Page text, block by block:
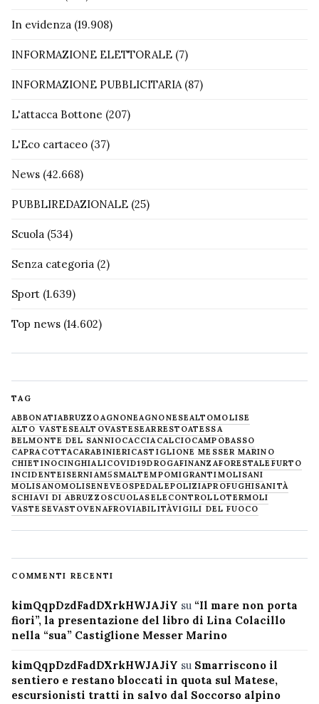
In evidenza (19.908)
INFORMAZIONE ELETTORALE (7)
INFORMAZIONE PUBBLICITARIA (87)
L'attacca Bottone (207)
L'Eco cartaceo (37)
News (42.668)
PUBBLIREDAZIONALE (25)
Scuola (534)
Senza categoria (2)
Sport (1.639)
Top news (14.602)
TAG
ABBONATIABRUZZOAGNONEAGNONESEALTOMOLISE
ALTO VASTESEALTOVASTESEARRESTOATESSA
BELMONTE DEL SANNIOCACCIA CALCIOCAMPOBASSO
CAPRACOTTACARABINIERICASTIGLIONE MESSER MARINO
CHIETINOCINGHIALICOVID19DROGAFINANZAFORESTALE FURTO
INCIDENTEISERNIAM5SMALTEMPOMIGRANTIMOLISANI
MOLISANOMOLISENEVE OSPEDALEPOLIZIAPROFUGHISANITÀ
SCHIAVI DI ABRUZZOSCUOLASELECONTROLLOTERMOLI
VASTESEVASTOVENAFROVIABILITÀVIGILI DEL FUOCO
COMMENTI RECENTI
kimQqpDzdFadDXrkHWJAJiY su “Il mare non porta
fiori”, la presentazione del libro di Lina Colacillo
nella “sua” Castiglione Messer Marino
kimQqpDzdFadDXrkHWJAJiY su Smarriscono il
sentiero e restano bloccati in quota sul Matese,
escursionisti tratti in salvo dal Soccorso alpino